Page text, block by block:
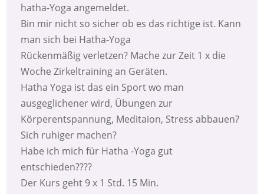
hatha-Yoga angemeldet.
Bin mir nicht so sicher ob es das richtige ist. Kann
man sich bei Hatha-Yoga
Rückenmäßig verletzen? Mache zur Zeit 1 x die
Woche Zirkeltraining an Geräten.
Hatha Yoga ist das ein Sport wo man
ausgeglichener wird, Übungen zur
Körperentspannung, Meditaion, Stress abbauen?
Sich ruhiger machen?
Habe ich mich für Hatha -Yoga gut
entschieden????
Der Kurs geht 9 x 1 Std. 15 Min.